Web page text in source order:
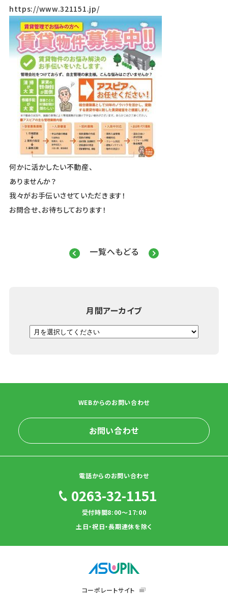
https://www.321151.jp/
何かに活かしたい不動産、
ありませんか？
我々がお手伝いさせていただきます！
お問合せ、お待ちしております！
一覧へもどる
月間アーカイブ
WEBからのお問い合わせ
お問い合わせ
電話からのお問い合わせ
0263-32-1151
受付時間8:00～17:00
土日・祝日・長期連休を除く
コーポレートサイト